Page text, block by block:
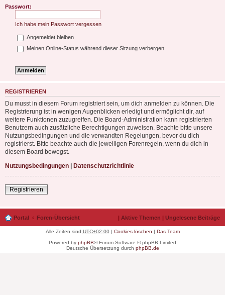
Passwort:
Ich habe mein Passwort vergessen
Angemeldet bleiben
Meinen Online-Status während dieser Sitzung verbergen
REGISTRIEREN
Du musst in diesem Forum registriert sein, um dich anmelden zu können. Die
Registrierung ist in wenigen Augenblicken erledigt und ermöglicht dir, auf
weitere Funktionen zuzugreifen. Die Board-Administration kann registrierten
Benutzern auch zusätzliche Berechtigungen zuweisen. Beachte bitte unsere
Nutzungsbedingungen und die verwandten Regelungen, bevor du dich
registrierst. Bitte beachte auch die jeweiligen Forenregeln, wenn du dich in
diesem Board bewegst.
Nutzungsbedingungen | Datenschutzrichtlinie
Registrieren
Portal Foren-Übersicht | Aktive Themen | Ungelesene Beiträge
Alle Zeiten sind UTC+02:00| Cookies löschen | Das Team
Powered by phpBB® Forum Software © phpBB Limited
Deutsche Übersetzung durch phpBB.de